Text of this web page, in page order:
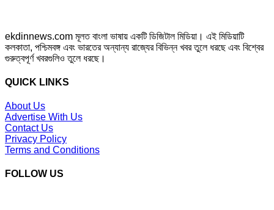
ekdinnews.com মূলত বাংলা ভাষায় একটি ডিজিটাল মিডিয়া। এই মিডিয়াটি
কলকাতা, পশ্চিমবঙ্গ এবং ভারতের অন্যান্য রাজ্যের বিভিন্ন খবর তুলে ধরছে এবং বিশ্বের
গুরুত্বপূর্ণ খবরগুলিও তুলে ধরছে।
QUICK LINKS
About Us
Advertise With Us
Contact Us
Privacy Policy
Terms and Conditions
FOLLOW US